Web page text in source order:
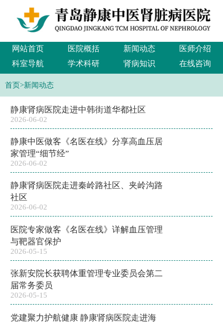
网站首页 医院概括 新闻动态
医师介绍
科室导航
学术科研 肾病知识 在线咨询
首页>新闻动态
静康肾病医院走进中韩街道华都社区
2026-06-02
静康中医做客《名医在线》分享高血压居
家管理“细节经”
2026-06-02
静康肾病医院走进秦岭路社区、夹岭沟路
社区
2026-06-02
医院专家做客《名医在线》详解血压管理
与靶器官保护
2026-05-15
张新安院长获聘体重管理专业委员会第二
届常务委员
2026-05-15
党建聚力护航健康 静康肾病医院走进海